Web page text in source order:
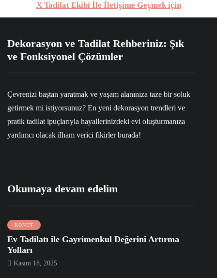
X Tadilat Ekibi İle İletişime Geçmek için
Dekorasyon ve Tadilat Rehberiniz: Şık
ve Fonksiyonel Çözümler
Çevrenizi baştan yaratmak ve yaşam alanınıza taze bir soluk
getirmek mi istiyorsunuz? En yeni dekorasyon trendleri ve
pratik tadilat ipuçlarıyla hayallerinizdeki evi oluşturmanıza
yardımcı olacak ilham verici fikirler burada!
Okumaya devam edelim
KONUT
Ev Tadilatı ile Gayrimenkul Değerini Artırma
Yolları
Kasım 18, 2025